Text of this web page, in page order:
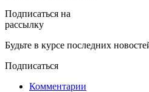
Подписаться на
рассылку
Будьте в курсе последних
Подписаться
Комментарии